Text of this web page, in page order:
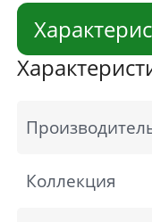
Коллекция